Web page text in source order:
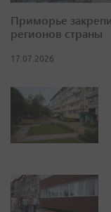
Приморье
регионов страны
17.07.2026